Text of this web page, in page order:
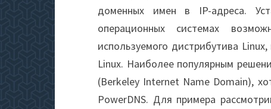
доменных имен в IP-адреса.
операционных системах
используемого дистрибутива
Linux. Наиболее популярным
(Berkeley Internet Name Domain),
PowerDNS. Для примера